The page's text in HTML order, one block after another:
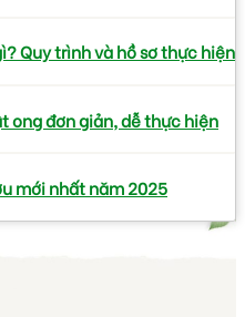
Quy trình và hồ sơ thực hiện
ong đơn giản, dễ thực hiện
mới nhất năm 2025